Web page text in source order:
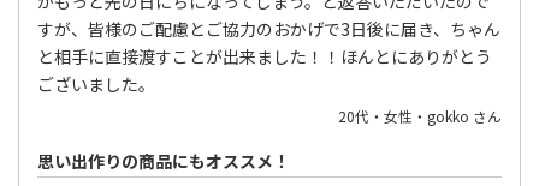
すが、皆様のご配慮とご協力のおかげで3日後に届き、ちゃん
と相手に直接渡すことが出来ました！！ほんとにありがとう
ございました。
20代・女性・gokko さん
思い出作りの商品にもオススメ！